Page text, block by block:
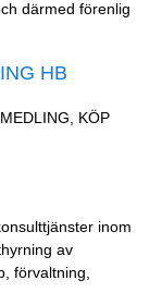
därmed förenlig
HB
KÖP
inom
av
förvaltning,